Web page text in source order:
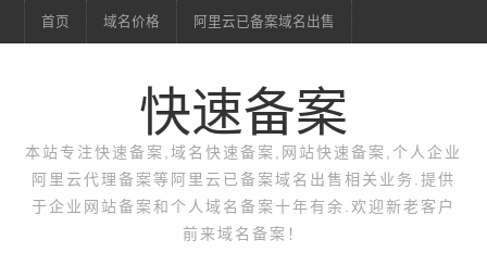
首页 域名价格 阿里云已备案域名出售
快速备案
本站专注快速备案,域名快速备案,网站快速备案,个人企业
阿里云代理备案等阿里云已备案域名出售相关业务.提供
于企业网站备案和个人域名备案十年有余.欢迎新老客户
前来域名备案！